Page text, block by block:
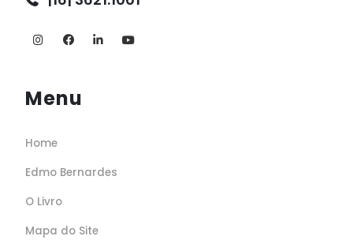
Menu
Home
Edmo Bernardes
O Livro
Mapa do Site